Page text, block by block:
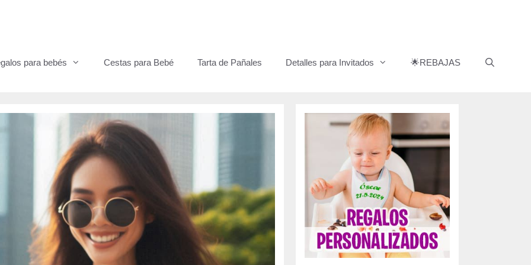
para bebés Cestas para Bebé Tarta de Pañales Detalles para Invitados 🌟REBAJAS